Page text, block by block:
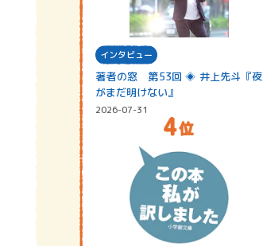
インタビュー
著者の窓 第53回 ◈ 井上先斗『夜
がまだ明けない』
2026-07-31